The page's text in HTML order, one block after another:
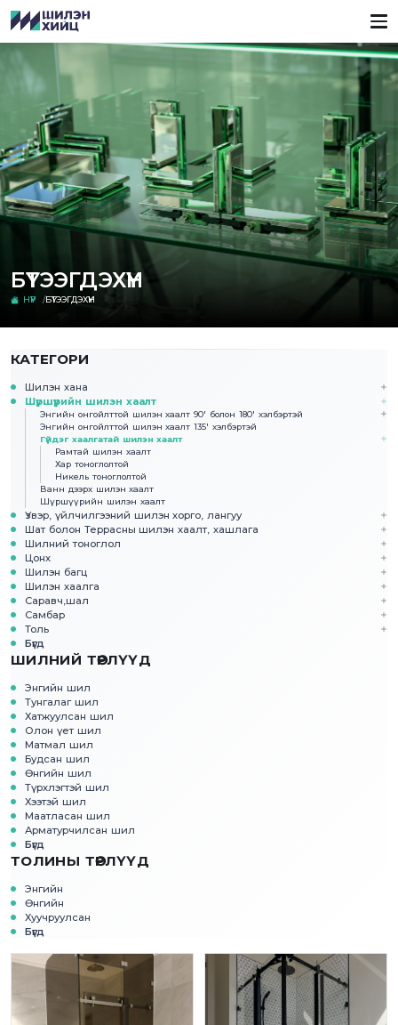
БҮТЭЭГДЭХҮҮН
НҮҮР БҮТЭЭГДЭХҮҮН
КАТЕГОРИ
Шилэн хана
Шүршүүрийн шилэн хаалт
Энгийн онгойлттой шилэн хаалт 90' болон 180' хэлбэртэй
Энгийн онгойлттой шилэн хаалт 135' хэлбэртэй
Гүйдэг хаалгатай шилэн хаалт
Рамтай шилэн хаалт
Хар тоноглолтой
Никель тоноглолтой
Ванн дээрх шилэн хаалт
Шүршүүрийн шилэн хаалт
Үзвэр, үйлчилгээний шилэн хорго, лангуу
Шат болон Террасны шилэн хаалт, хашлага
Шилний тоноглол
Цонх
Шилэн багц
Шилэн хаалга
Саравч,шал
Самбар
Толь
Бүгд
ШИЛНИЙ ТӨРЛҮҮД
Энгийн шил
Тунгалаг шил
Хатжуулсан шил
Олон үет шил
Матмал шил
Будсан шил
Өнгийн шил
Түрхлэгтэй шил
Хээтэй шил
Маатласан шил
Арматурчилсан шил
Бүгд
ТОЛИНЫ ТӨРЛҮҮД
Энгийн
Өнгийн
Хуучруулсан
Бүгд